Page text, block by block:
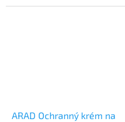
pokožku hydratovanou a
ARAD Ochranný krém na